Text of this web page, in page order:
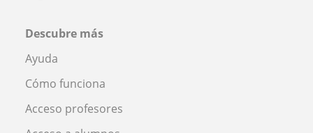
Descubre más
Ayuda
Cómo funciona
Acceso profesores